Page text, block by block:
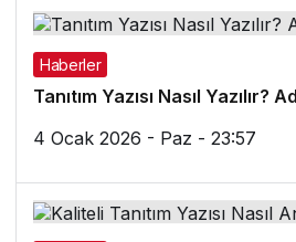
Haberler
Tanıtım Yazısı Nasıl Yazılır?
4 Ocak 2026 - Paz - 23:57